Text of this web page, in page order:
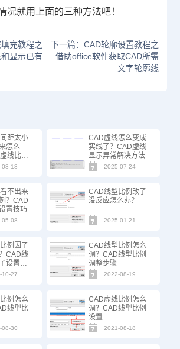
况就用上面的三种方法吧！
充教程之
显示已有
下一篇：CAD轮廓设置教程之
借助office软件获取CAD所需
文字轮廓线
距太小
怎么
线比例
08-18
CAD虚线怎么变成
实线了？CAD虚线
显示异常解决方法
2025-07-24
不出来
？CAD
置技巧
05-08
CAD线型比例改了
没反应怎么办？
2025-01-21
例因子
CAD线
设置步
10-27
CAD线型比例怎么
调？CAD线型比例
调整步骤
2022-08-19
例怎么
线型比
08-30
CAD虚线比例怎么
调？CAD线型比例
设置
2021-08-18